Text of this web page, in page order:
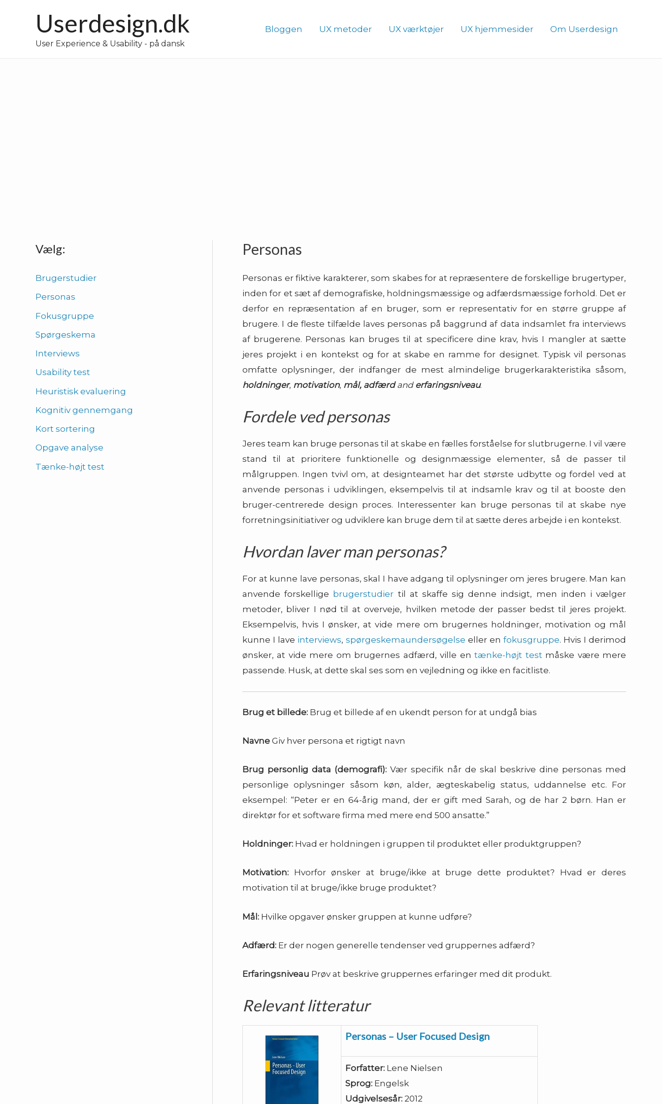
Userdesign.dk
User Experience & Usability - på dansk
Bloggen UX metoder UX værktøjer UX hjemmesider Om Userdesign
Vælg:
Brugerstudier
Personas
Fokusgruppe
Spørgeskema
Interviews
Usability test
Heuristisk evaluering
Kognitiv gennemgang
Kort sortering
Opgave analyse
Tænke-højt test
Personas
Personas er fiktive karakterer, som skabes for at repræsentere de forskellige brugertyper,
inden for et sæt af demografiske, holdningsmæssige og adfærdsmæssige forhold. Det er
derfor en repræsentation af en bruger, som er representativ for en større gruppe af
brugere. I de fleste tilfælde laves personas på baggrund af data indsamlet fra interviews
af brugerene. Personas kan bruges til at specificere dine krav, hvis I mangler at sætte
jeres projekt i en kontekst og for at skabe en ramme for designet. Typisk vil personas
omfatte oplysninger, der indfanger de mest almindelige brugerkarakteristika såsom,
holdninger, motivation, mål, adfærdand erfaringsniveau.
Fordele ved personas
Jeres team kan bruge personas til at skabe en fælles forståelse for slutbrugerne. I vil være
stand til at prioritere funktionelle og designmæssige elementer, så de passer til
målgruppen. Ingen tvivl om, at designteamet har det største udbytte og fordel ved at
anvende personas i udviklingen, eksempelvis til at indsamle krav og til at booste den
bruger-centrerede design proces. Interessenter kan bruge personas til at skabe nye
forretningsinitiativer og udviklere kan bruge dem til at sætte deres arbejde i en kontekst.
Hvordan laver man personas?
For at kunne lave personas, skal I have adgang til oplysninger om jeres brugere. Man kan
anvende forskellige brugerstudier til at skaffe sig denne indsigt, men inden i vælger
metoder, bliver I nød til at overveje, hvilken metode der passer bedst til jeres projekt.
Eksempelvis, hvis I ønsker, at vide mere om brugernes holdninger, motivation og mål
kunne I lave interviews, spørgeskemaundersøgelse eller en fokusgruppe. Hvis I derimod
ønsker, at vide mere om brugernes adfærd, ville entænke-højt test måske være mere
passende. Husk, at dette skal ses som en vejledning og ikke en facitliste.
Brug et billede: Brug et billede af en ukendt person for at undgå bias
Navne Giv hver persona et rigtigt navn
Brug personlig data (demografi):Vær specifik når de skal beskrive dine personas med
personlige oplysninger såsom køn, alder, ægteskabelig status, uddannelse etc. For
eksempel: “Peter er en 64-årig mand, der er gift med Sarah, og de har 2 børn. Han er
direktør for et software firma med mere end 500 ansatte.”
Holdninger: Hvad er holdningen i gruppen til produktet eller produktgruppen?
Motivation: Hvorfor ønsker at bruge/ikke at bruge dette produktet? Hvad er deres
motivation til at bruge/ikke bruge produktet?
Mål: Hvilke opgaver ønsker gruppen at kunne udføre?
Adfærd: Er der nogen generelle tendenser ved gruppernes adfærd?
Erfaringsniveau Prøv at beskrive gruppernes erfaringer med dit produkt.
Relevant litteratur
Personas – User Focused Design
Forfatter: Lene Nielsen
Sprog: Engelsk
Udgivelsesår: 2012